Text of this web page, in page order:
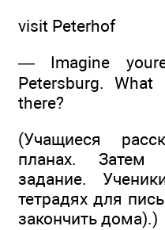
visit Peterhof
— Imagine
Petersburg.
there?
(Учащиеся
планах. Затем
задание.
тетрадях для
закончить дома).)